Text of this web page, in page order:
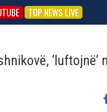
TOP NEWS LIVE
‘luftojnë’